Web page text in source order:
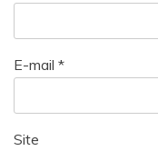
E-mail *
Site